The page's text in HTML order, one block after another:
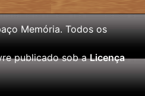
Memória. Todos os
publicado sob aLicença